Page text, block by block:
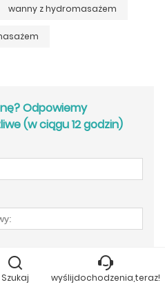
wanny z hydromasażem
Odpowiemy
(w ciągu 12 godzin)
Szukaj wyślijdochodzenia,teraz!